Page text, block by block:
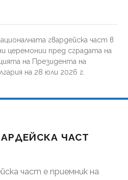
гвардейска част в
церемонии пред сградата на
на Президента на
на 28 юли 2026 г.
ЧАСТ
част е приемник на